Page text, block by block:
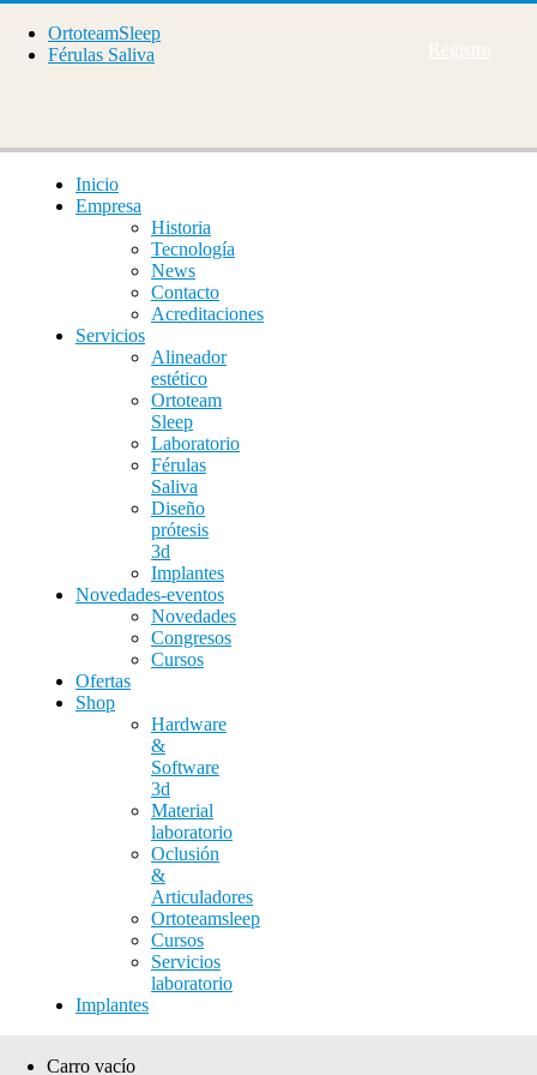
Registro
OrtoteamSleep
Férulas Saliva
Inicio
Empresa
Historia
Tecnología
News
Contacto
Acreditaciones
Servicios
Alineador
estético
Ortoteam
Sleep
Laboratorio
Férulas
Saliva
Diseño
prótesis
3d
Implantes
Novedades-eventos
Novedades
Congresos
Cursos
Ofertas
Shop
Hardware
&
Software
3d
Material
laboratorio
Oclusión
&
Articuladores
Ortoteamsleep
Cursos
Servicios
laboratorio
Implantes
Carro vacío